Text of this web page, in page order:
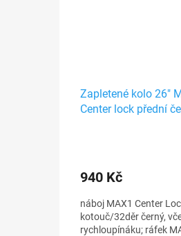
Zapletené kolo 26"
Center lock přední
940 Kč
náboj MAX1 Center
kotouč/32děr černý,
rychloupínáku; ráfek